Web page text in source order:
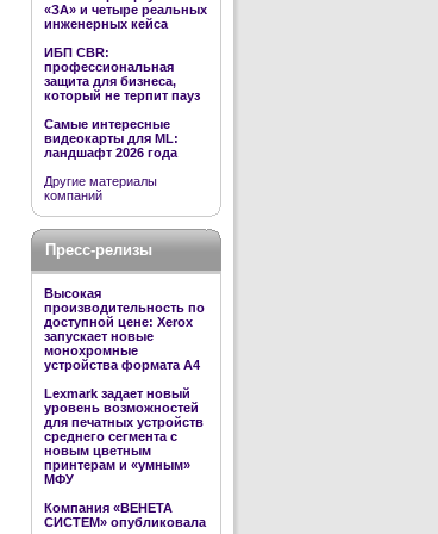
«ЗА» и четыре реальных
инженерных кейса
ИБП CBR:
профессиональная
защита для бизнеса,
который не терпит пауз
Самые интересные
видеокарты для ML:
ландшафт 2026 года
Другие материалы
компаний
Пресс-релизы
Высокая
производительность по
доступной цене: Xerox
запускает новые
монохромные
устройства формата А4
Lexmark задает новый
уровень возможностей
для печатных устройств
среднего сегмента с
новым цветным
принтерам и «умным»
МФУ
Компания «ВЕНЕТА
СИСТЕМ» опубликовала